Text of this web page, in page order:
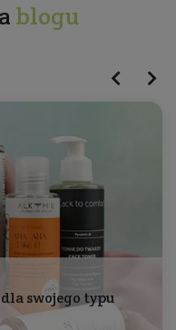
blogu
swojego typu